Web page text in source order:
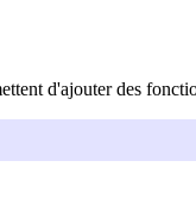
d'ajouter des